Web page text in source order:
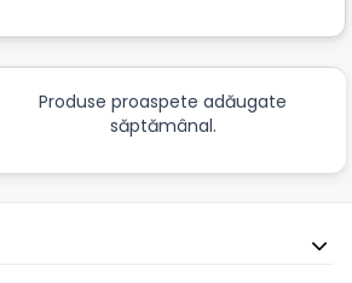
Produse proaspete adăugate
săptămânal.